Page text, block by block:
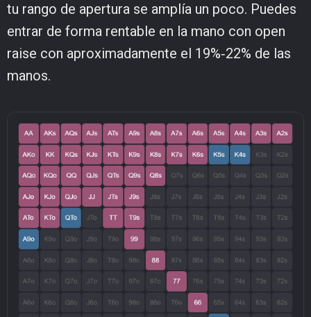
tu rango de apertura se amplía un poco. Puedes
entrar de forma rentable en la mano con open
raise con aproximadamente el 19%‑22% de las
manos.